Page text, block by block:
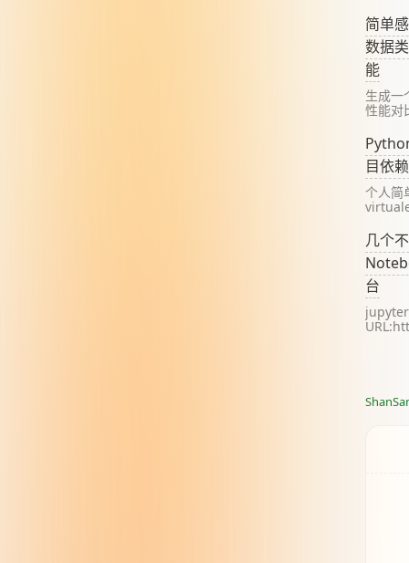
String
Binary
简单
数据
能
生成一
性能对
Timer
列
目依
个人简
建"隔
境"的
Docs
几个
台